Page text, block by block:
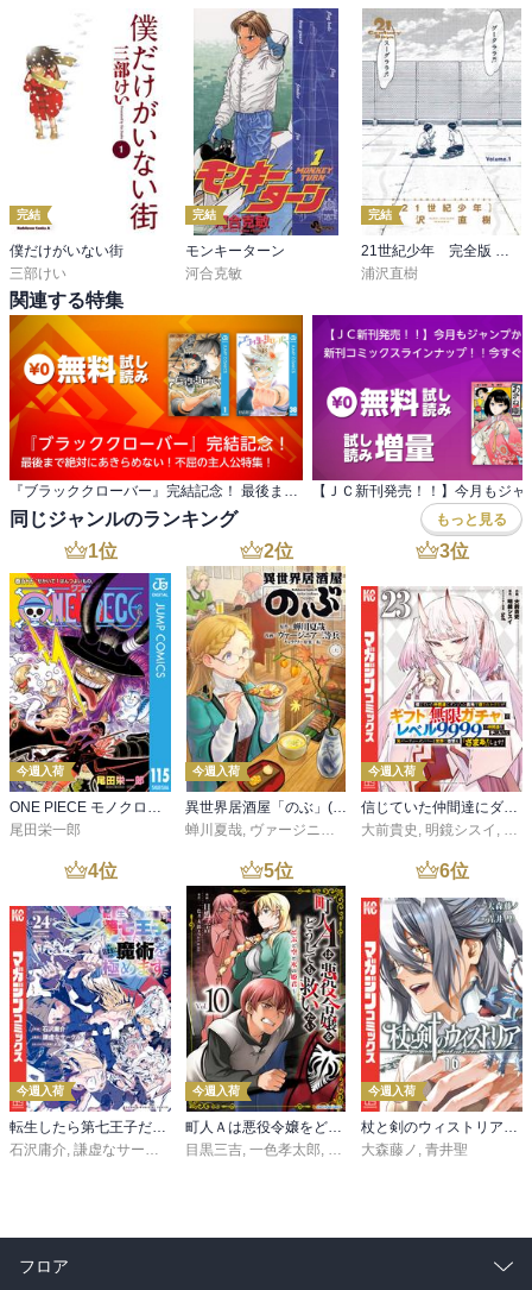
完結
僕だけがいない街
三部けい
完結
モンキーターン
河合克敏
完結
浦沢直樹
関連する特集
同じジャンルのランキング もっと見る
1位
今週入荷
ONE PIECE モノクロ版 115
尾田栄一郎
2位
今週入荷
異世界居酒屋「のぶ」(22)
蝉川夏哉, ヴァージニア二等兵 ,転
3位
今週入荷
信じていた仲間達にダンジョン奥地で殺されかけたがギフト『無限ガチャ』でレベル９９９９の仲間達を手に入れて元パーティーメンバーと世界に復讐＆『ざまぁ！』します！（２３）
大前貴史 , 明鏡シスイ , ｔ
4位
今週入荷
転生したら第七王子だったので、気ままに魔術を極めます（２４）
石沢庸介, 謙虚なサークル メル。
5位
今週入荷
町人Ａは悪役令嬢をどうしても救いたい ～どぶと空と氷の姫君～１０【電子書店共通特典イラスト付】
目黒三吉, 一色孝太郎, Parum
6位
今週入荷
杖と剣のウィストリア（１６）
大森藤ノ , 青井聖
フロア